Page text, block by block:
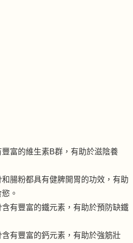
富的維生素B群，有助於滋陰養
腸粉都具有健脾開胃的功效，有助
。
有豐富的鐵元素，有助於預防缺鐵
有豐富的鈣元素，有助於強筋壯